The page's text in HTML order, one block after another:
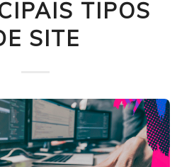
TIPOS
SITE